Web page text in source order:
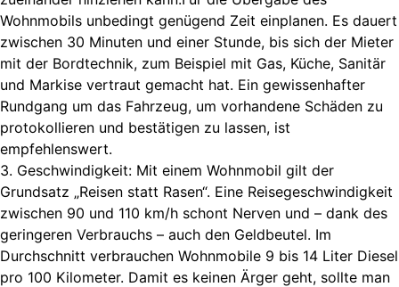
Wohnmobils unbedingt genügend Zeit einplanen. Es dauert
zwischen 30 Minuten und einer Stunde, bis sich der Mieter
mit der Bordtechnik, zum Beispiel mit Gas, Küche, Sanitär
und Markise vertraut gemacht hat. Ein gewissenhafter
Rundgang um das Fahrzeug, um vorhandene Schäden zu
protokollieren und bestätigen zu lassen, ist
empfehlenswert.
3. Geschwindigkeit: Mit einem Wohnmobil gilt der
Grundsatz „Reisen statt Rasen“. Eine Reisegeschwindigkeit
zwischen 90 und 110 km/h schont Nerven und – dank des
geringeren Verbrauchs – auch den Geldbeutel. Im
Durchschnitt verbrauchen Wohnmobile 9 bis 14 Liter Diesel
pro 100 Kilometer. Damit es keinen Ärger geht, sollte man